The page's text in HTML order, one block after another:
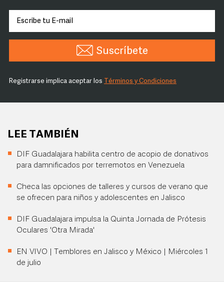
Suscríbete
Registrarse implica aceptar los Términos y Condiciones
LEE TAMBIÉN
DIF Guadalajara habilita centro de acopio de donativos
para damnificados por terremotos en Venezuela
Checa las opciones de talleres y cursos de verano que
se ofrecen para niños y adolescentes en Jalisco
DIF Guadalajara impulsa la Quinta Jornada de Prótesis
Oculares 'Otra Mirada'
EN VIVO | Temblores en Jalisco y México | Miércoles 1
de julio